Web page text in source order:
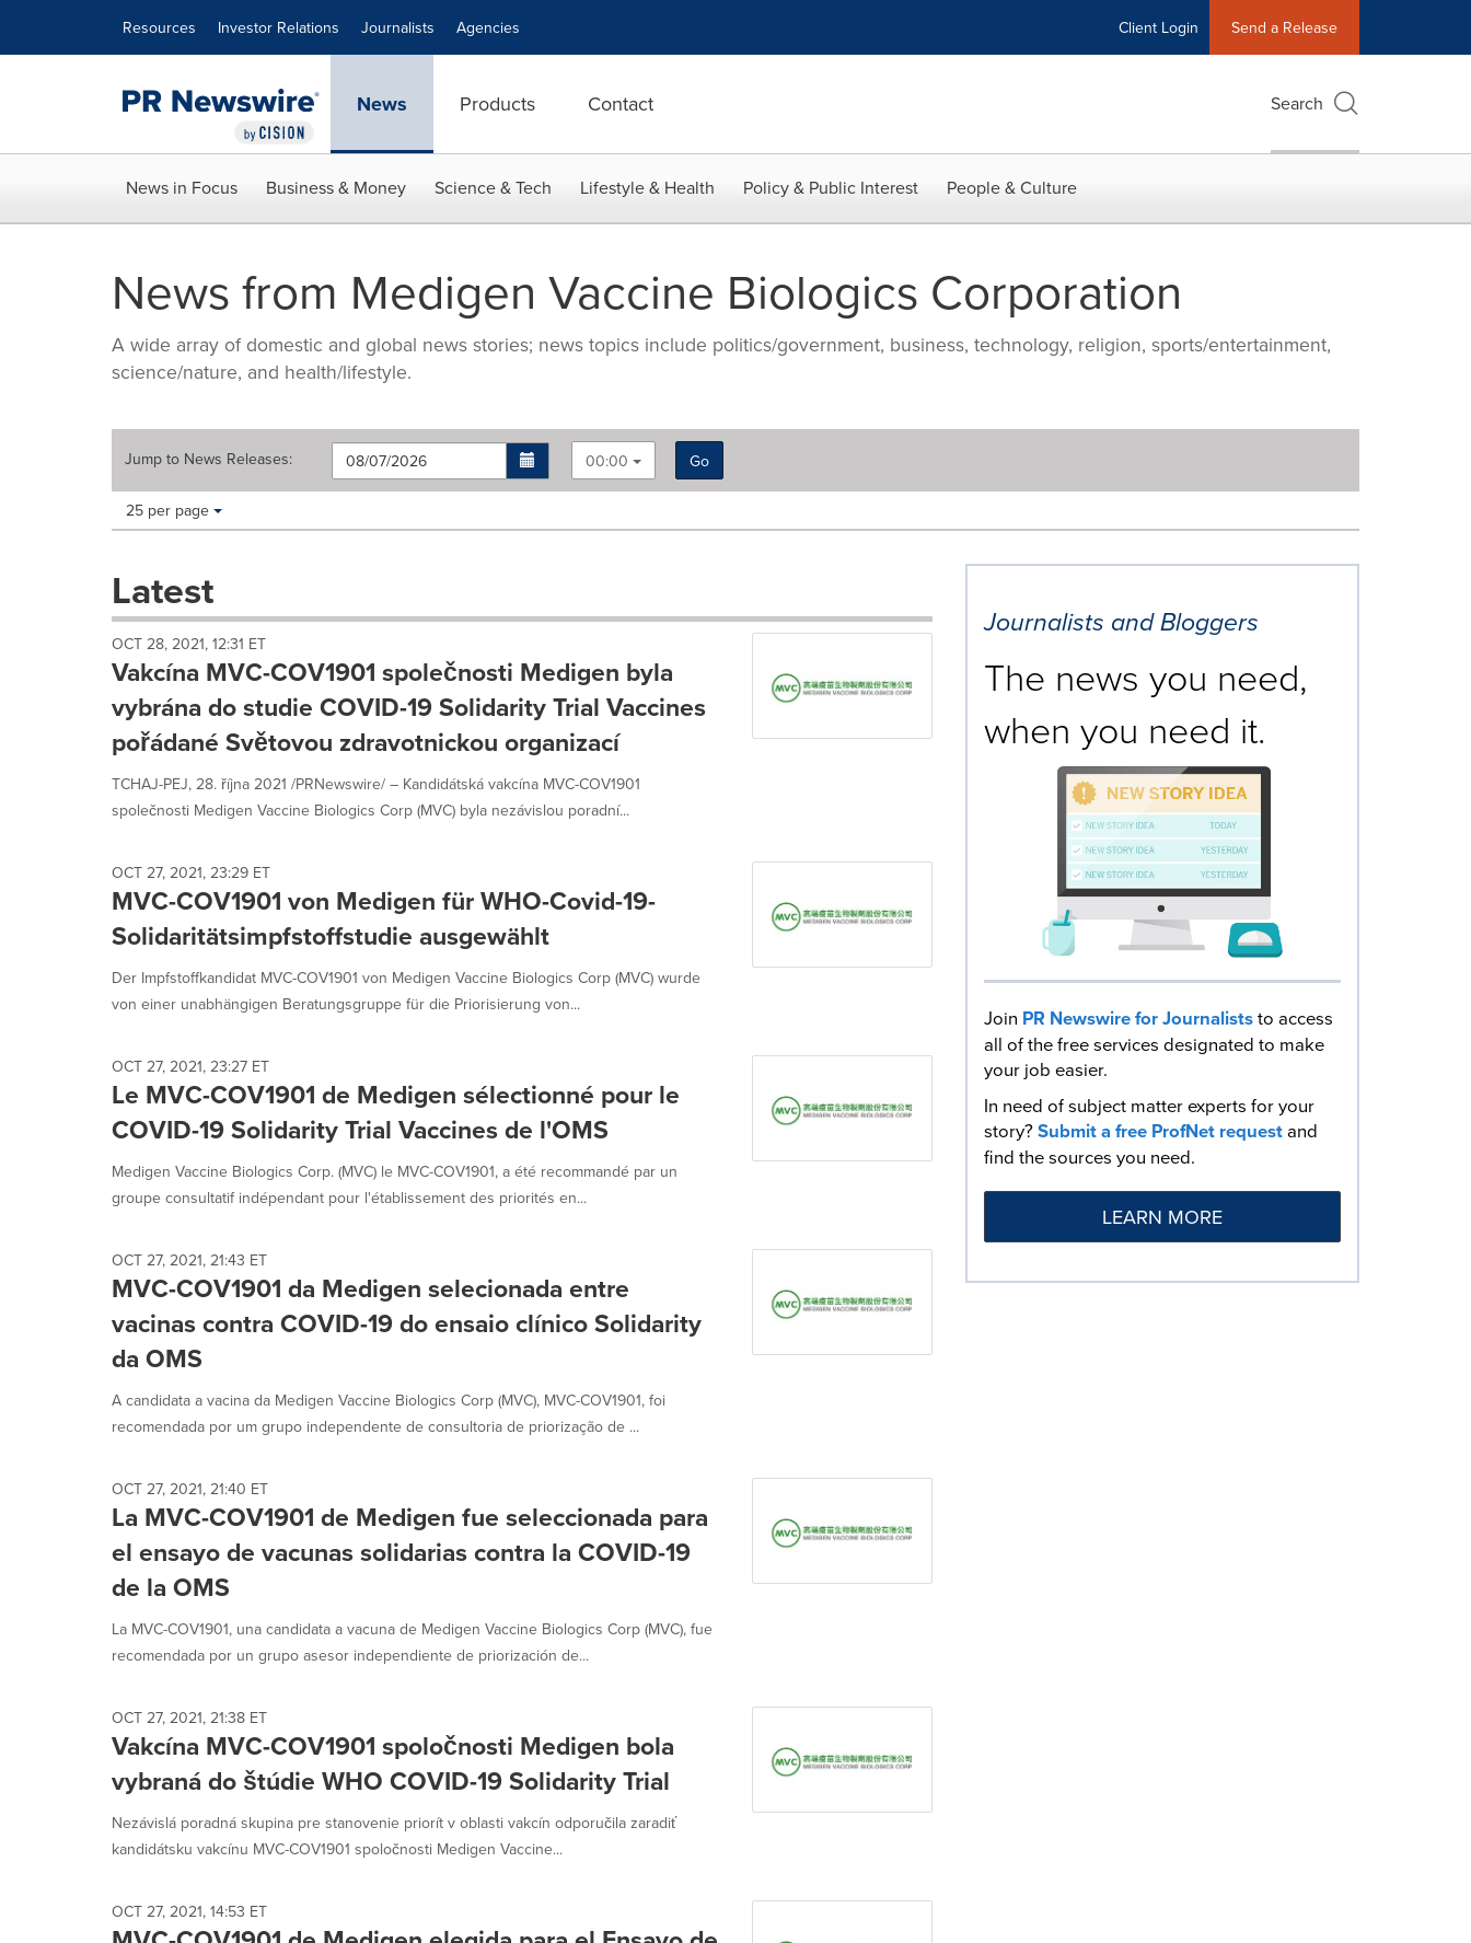
Resources Investor Relations Journalists Agencies Client Login Send a Release
News Products Contact Search
News in Focus Business & Money Science & Tech Lifestyle & Health Policy & Public Interest People & Culture
News from Medigen Vaccine Biologics Corporation
A wide array of domestic and global news stories; news topics include politics/government, business, technology, religion, sports/entertainment,
science/nature, and health/lifestyle.
Jump to News Releases: 00:00
Go
Making
these
dropdown
cause
content
this
page
change.
News
update
as
each
option
selected.
Items per page:
25 per page
Latest
OCT 28, 2021, 12:31 ET
Vakcína MVC-COV1901 společnosti Medigen byla
vybrána do studie COVID-19 Solidarity Trial Vaccines
pořádané Světovou zdravotnickou organizací
TCHAJ-PEJ, 28. října 2021 /PRNewswire/ – Kandidátská vakcína MVC-COV1901
společnosti Medigen Vaccine Biologics Corp (MVC) byla nezávislou poradní...
OCT 27, 2021, 23:29 ET
MVC-COV1901 von Medigen für WHO-Covid-19-
Solidaritätsimpfstoffstudie ausgewählt
Der Impfstoffkandidat MVC-COV1901 von Medigen Vaccine Biologics Corp (MVC) wurde
von einer unabhängigen Beratungsgruppe für die Priorisierung von...
OCT 27, 2021, 23:27 ET
Le MVC-COV1901 de Medigen sélectionné pour le
COVID-19 Solidarity Trial Vaccines de l'OMS
Medigen Vaccine Biologics Corp. (MVC) le MVC-COV1901, a été recommandé par un
groupe consultatif indépendant pour l'établissement des priorités en...
OCT 27, 2021, 21:43 ET
MVC-COV1901 da Medigen selecionada entre
vacinas contra COVID-19 do ensaio clínico Solidarity
da OMS
A candidata a vacina da Medigen Vaccine Biologics Corp (MVC), MVC-COV1901, foi
recomendada por um grupo independente de consultoria de priorização de ...
OCT 27, 2021, 21:40 ET
La MVC-COV1901 de Medigen fue seleccionada para
el ensayo de vacunas solidarias contra la COVID-19
de la OMS
La MVC-COV1901, una candidata a vacuna de Medigen Vaccine Biologics Corp (MVC), fue
recomendada por un grupo asesor independiente de priorización de...
OCT 27, 2021, 21:38 ET
Vakcína MVC-COV1901 spoločnosti Medigen bola
vybraná do štúdie WHO COVID-19 Solidarity Trial
Nezávislá poradná skupina pre stanovenie priorít v oblasti vakcín odporučila zaradiť
kandidátsku vakcínu MVC-COV1901 spoločnosti Medigen Vaccine...
OCT 27, 2021, 14:53 ET
Journalists and Bloggers
The news you need,
when you need it.
Join PR Newswire for Journaliststo access
all of the free services designated to make
your job easier.
In need of subject matter experts for your
story?Submit a free ProfNet requestand
find the sources you need.
LEARN MORE